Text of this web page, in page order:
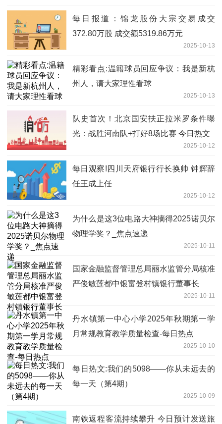
每日报道：锦龙股份大宗交易成交
372.80万股 成交额5319.86万元
2025-10-13
精彩看点:温籍球员回应争议：我是新杭
州人，请大家理性看球
2025-10-13
队史首次！北京国安扶正拉米罗条件曝
光：战胜河南队+打好8场比赛 今日热文
2025-10-12
每日观察!四川天府银行行长换帅 钟辉辞
任王成上任
2025-10-12
为什么是这3位电路大神摘得2025诺贝尔
物理学奖？_焦点速递
2025-10-11
国家金融监督管理总局丽水监管分局核准
严俊敏莲都中银富登村镇银行董事长
2025-10-11
丹水镇第一中心小学2025年秋期第一学
月常规教育教学质量检查-每日热点
2025-10-10
每日热文:我们的5098——你从未远去的
每一天（第4期）
2025-10-09
南铁返程客流持续攀升 今日预计发送旅